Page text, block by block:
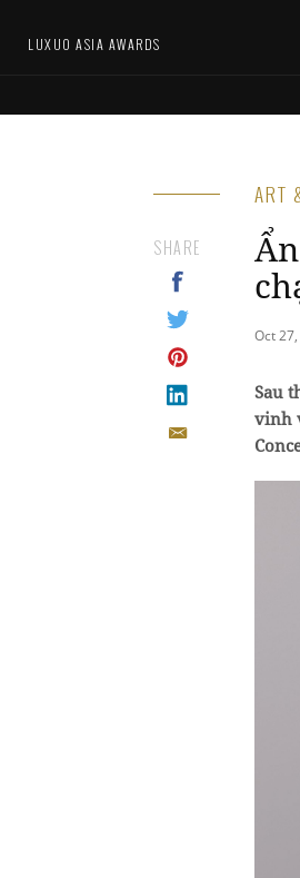
LUXUO ASIA AWARDS
ART
Oct
SHARE
Sau
vinh